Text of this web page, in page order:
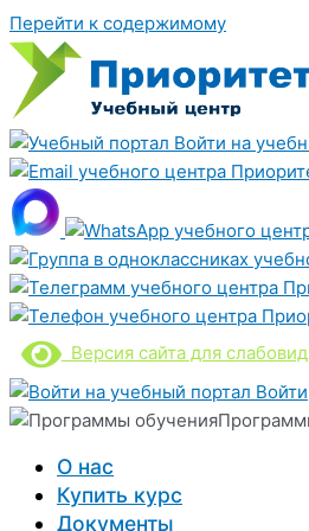
Перейти к содержимому
Войти на
Версия сайта для
Войти
О нас
Купить курс
Документы